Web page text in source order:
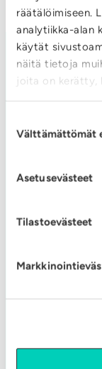
räätälöimiseen.
analytiikka-alan
käytät
näitä tietoja
joita on kerätty,
valinta
Välttämättömät
Asetusevästeet
Tilastoevästeet
VAIHDE